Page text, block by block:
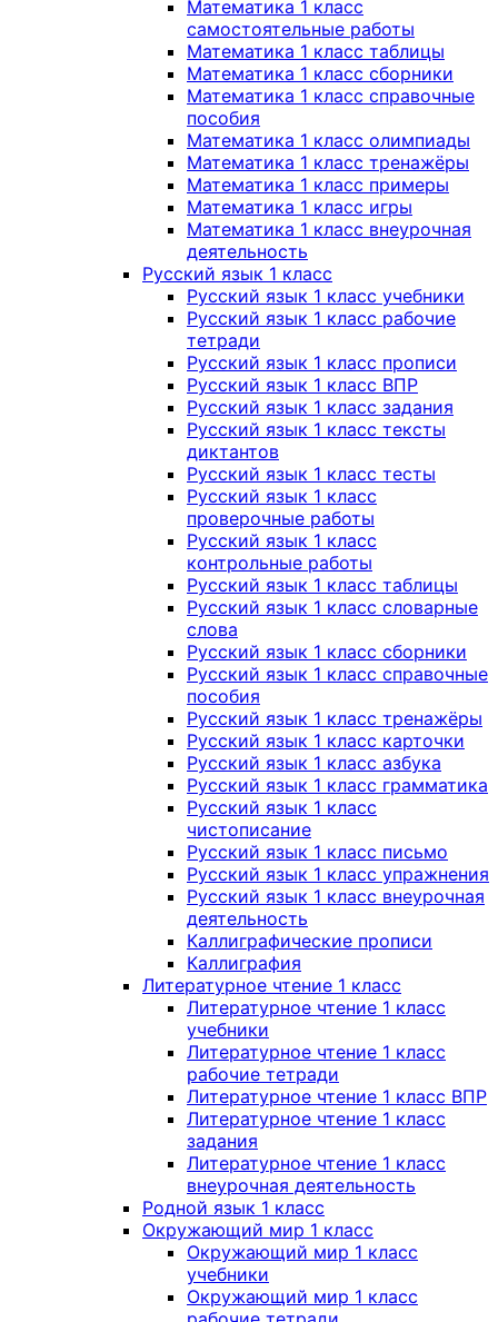
Математика 1 класс
самостоятельные работы
Математика 1 класс таблицы
Математика 1 класс сборники
Математика 1 класс справочные
пособия
Математика 1 класс олимпиады
Математика 1 класс тренажёры
Математика 1 класс примеры
Математика 1 класс игры
Математика 1 класс внеурочная
деятельность
Русский язык 1 класс
Русский язык 1 класс учебники
Русский язык 1 класс рабочие
тетради
Русский язык 1 класс прописи
Русский язык 1 класс ВПР
Русский язык 1 класс задания
Русский язык 1 класс тексты
диктантов
Русский язык 1 класс тесты
Русский язык 1 класс
проверочные работы
Русский язык 1 класс
контрольные работы
Русский язык 1 класс таблицы
Русский язык 1 класс словарные
слова
Русский язык 1 класс сборники
Русский язык 1 класс справочные
пособия
Русский язык 1 класс тренажёры
Русский язык 1 класс карточки
Русский язык 1 класс азбука
Русский язык 1 класс грамматика
Русский язык 1 класс
чистописание
Русский язык 1 класс письмо
Русский язык 1 класс упражнения
Русский язык 1 класс внеурочная
деятельность
Каллиграфические прописи
Каллиграфия
Литературное чтение 1 класс
Литературное чтение 1 класс
учебники
Литературное чтение 1 класс
рабочие тетради
Литературное чтение 1 класс ВПР
Литературное чтение 1 класс
задания
Литературное чтение 1 класс
внеурочная деятельность
Родной язык 1 класс
Окружающий мир 1 класс
Окружающий мир 1 класс
учебники
Окружающий мир 1 класс